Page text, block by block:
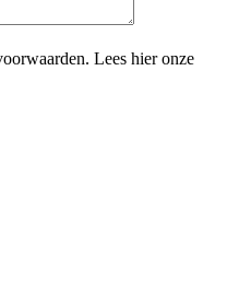
Lees hier onze